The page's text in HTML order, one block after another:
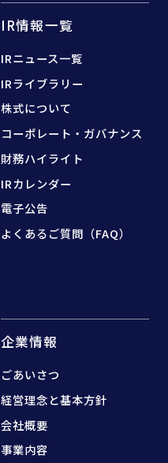
IR情報一覧
IRニュース一覧
IRライブラリー
株式について
コーポレート・ガバナンス
財務ハイライト
IRカレンダー
電子公告
よくあるご質問（FAQ）
企業情報
ごあいさつ
経営理念と基本方針
会社概要
事業内容